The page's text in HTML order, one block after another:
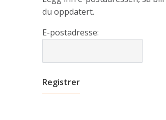
du oppdatert.
E-postadresse: